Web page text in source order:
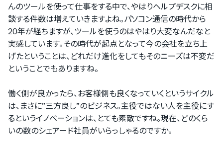
んのツールを使って仕事をする中で、やはりヘルプデスクに相
談する件数は増えていきますよね。パソコン通信の時代から
20年が経ちますが、ツールを使うのはやはり大変なんだなと
実感しています。その時代が起点となって今の会社を立ち上
げたということは、どれだけ進化をしてもそのニーズは不変だ
ということでもありますね。
働く側が良かったら、お客様側も良くなっていくというサイクル
は、まさに”三方良し”のビジネス。主役ではない人を主役にす
るというイノベーションは、とても素敵ですね。現在、どのくら
いの数のシェアード社員がいらっしゃるのですか。